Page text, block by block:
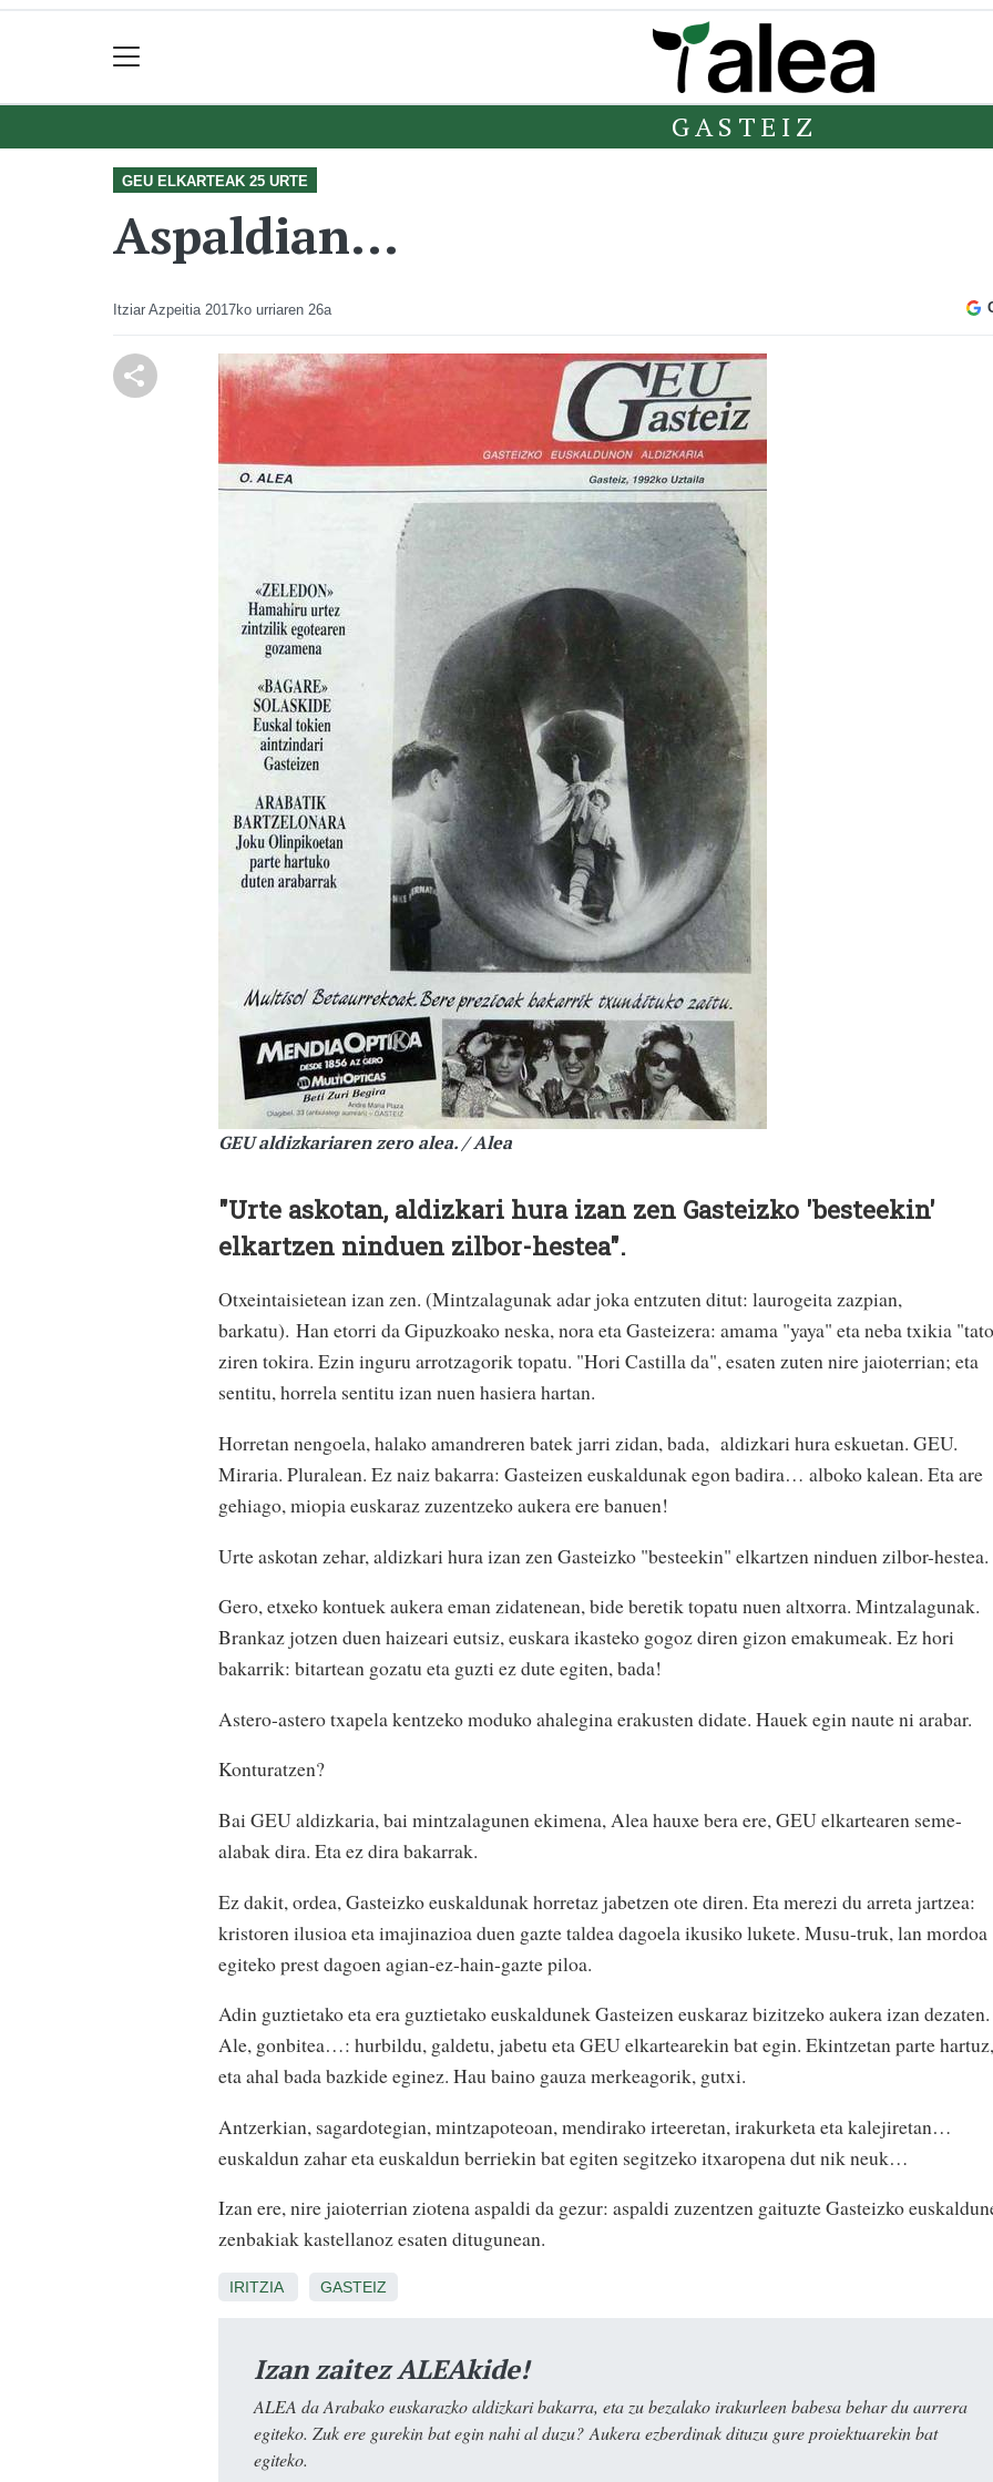
GASTEIZ
GEU ELKARTEAK 25 URTE
Aspaldian...
Itziar Azpeitia 2017ko urriaren 26a
GEU aldizkariaren zero alea. / Alea
"Urte askotan, aldizkari hura izan zen Gasteizko 'besteekin'
elkartzen ninduen zilbor-hestea".
Otxeintaisietean izan zen. (Mintzalagunak adar joka entzuten ditut: laurogeita zazpian,
barkatu). Han etorri da Gipuzkoako neska, nora eta Gasteizera: amama "yaya" eta neba txikia
ziren tokira. Ezin inguru arrotzagorik topatu. "Hori Castilla da", esaten zuten nire jaioterrian; eta
sentitu, horrela sentitu izan nuen hasiera hartan.
Horretan nengoela, halako amandreren batek jarri zidan, bada, aldizkari hura eskuetan. GEU.
Miraria. Pluralean. Ez naiz bakarra: Gasteizen euskaldunak egon badira… alboko kalean. Eta are
gehiago, miopia euskaraz zuzentzeko aukera ere banuen!
Urte askotan zehar, aldizkari hura izan zen Gasteizko "besteekin" elkartzen ninduen zilbor-hestea.
Gero, etxeko kontuek aukera eman zidatenean, bide beretik topatu nuen altxorra. Mintzalagunak.
Brankaz jotzen duen haizeari eutsiz, euskara ikasteko gogoz diren gizon emakumeak. Ez hori
bakarrik: bitartean gozatu eta guzti ez dute egiten, bada!
Astero-astero txapela kentzeko moduko ahalegina erakusten didate. Hauek egin naute ni arabar.
Konturatzen?
Bai GEU aldizkaria, bai mintzalagunen ekimena, Alea hauxe bera ere, GEU elkartearen seme-
alabak dira. Eta ez dira bakarrak.
Ez dakit, ordea, Gasteizko euskaldunak horretaz jabetzen ote diren. Eta merezi du arreta jartzea:
kristoren ilusioa eta imajinazioa duen gazte taldea dagoela ikusiko lukete. Musu-truk, lan mordoa
egiteko prest dagoen agian-ez-hain-gazte piloa.
Adin guztietako eta era guztietako euskaldunek Gasteizen euskaraz bizitzeko aukera izan dezaten.
Ale, gonbitea…: hurbildu, galdetu, jabetu eta GEU elkartearekin bat egin. Ekintzetan parte hartuz,
eta ahal bada bazkide eginez. Hau baino gauza merkeagorik, gutxi.
Antzerkian, sagardotegian, mintzapoteoan, mendirako irteeretan, irakurketa eta kalejiretan…
euskaldun zahar eta euskaldun berriekin bat egiten segitzeko itxaropena dut nik neuk…
Izan ere, nire jaioterrian ziotena aspaldi da gezur: aspaldi zuzentzen gaituzte Gasteizko euskaldu
zenbakiak kastellanoz esaten ditugunean.
IRITZIA GASTEIZ
Izan zaitez ALEAkide!
ALEA da Arabako euskarazko aldizkari bakarra, eta zu bezalako irakurleen babesa behar du aurrera
egiteko. Zuk ere gurekin bat egin nahi al duzu? Aukera ezberdinak dituzu gure proiektuarekin bat
egiteko.